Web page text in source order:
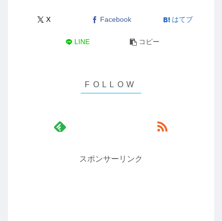
X Facebook はてブ
LINE コピー
スポンサーリンク